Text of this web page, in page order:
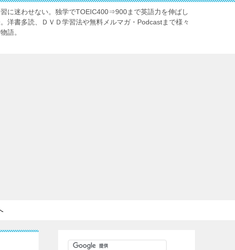
に迷わせない。独学でTOEIC400⇒900まで英語力を伸ばし
洋書多読、ＤＶＤ学習法や無料メルマガ・Podcastまで様々
語。